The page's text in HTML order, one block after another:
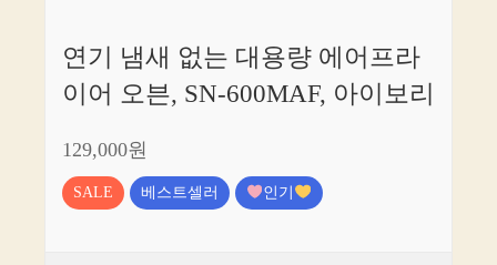
연기 냄새 없는 대용량 에어프라
이어 오븐, SN-600MAF, 아이보리
129,000원
SALE 베스트셀러 인기